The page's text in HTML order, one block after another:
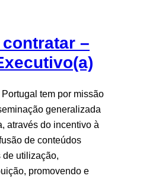
–
tem por missão
generalizada
através do incentivo à
de conteúdos
de utilização,
promovendo e